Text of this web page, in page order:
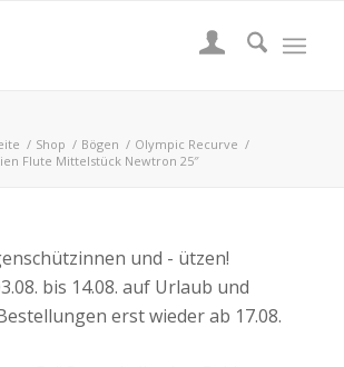
/ Shop / Bögen / Olympic Recurve /
Flute Mittelstück Newtron 25″
und - ützen!
bis 14.08. auf Urlaub und
erst wieder ab 17.08.